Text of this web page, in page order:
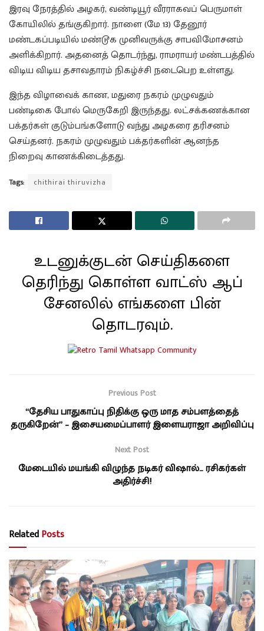
இரவு நேரத்தில் அழகர், வண்டியூர் வீரராகவப் பெருமாள்
கோயிலில் தங்குகிறார். நாளை (மே 13) தேனூர்
மண்டகப்படியில் மண்டூக முனிவருக்கு சாபவிமோசனம்
அளிக்கிறார். அதனைத் தொடர்ந்து, ராமராயர் மண்டபத்தில்
விடிய விடிய தசாவதாரம் நிகழ்ச்சி நடைபெற உள்ளது.
இந்த விழாவைக் காண, மதுரை நகரம் முழுவதும்
பண்டிகை போல் மெருகேறி இருந்தது. லட்சக்கணக்கான
பக்தர்கள் குடும்பங்களோடு வந்து அழகரை தரிசனம்
செய்தனர். நகரம் முழுவதும் பக்தர்களின் ஆனந்த
நிறைவு காணக்கிடைத்தது.
Tags: chithirai thiruvizha
உடனுக்குடன் செய்திகளை
தெரிந்து கொள்ள வாட்ஸ் ஆப்
சேனலில் எங்களை பின்
தொடரவும்.
Previous Post
“தேசிய பாதுகாப்பு நிதிக்கு ஒரு மாத சம்பளத்தைத்
தருகிறேன்” – இசையமைப்பாளர் இளையராஜா அறிவிப்பு
Next Post
மேடையில் மயங்கி விழுந்த நடிகர் விஷால்… ரசிகர்கள்
அதிர்ச்சி!
RelatedPosts